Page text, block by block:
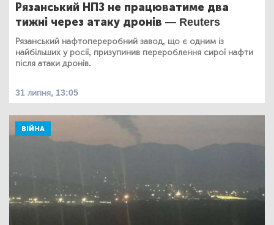
Рязанський НПЗ не працюватиме два
тижні через атаку дронів — Reuters
Рязанський нафтопереробний завод, що є одним із
найбільших у росії, призупинив перероблення сирої нафти
після атаки дронів.
31 липня, 13:05
ВІЙНА